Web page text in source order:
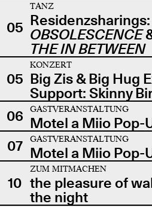
05
TANZ
OBSOLESCENCE
THE IN BETWEEN
05
KONZERT
Big Zis & Big Hug
Support: Skinny
06
GASTVERANSTALTUNG
Motel a Miio Pop-
07
GASTVERANSTALTUNG
Motel a Miio Pop-
10
ZUM MITMACHEN
the pleasure of
the night